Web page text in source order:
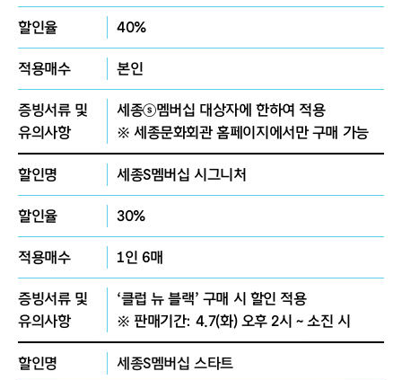
티켓의 취소·환불·변경이 모두 불가합니
다.
할인율 40%
적용매수 본인
증빙서류 및
유의사항
세종ⓢ멤버십 대상자에 한하여 적용
※ 세종문화회관 홈페이지에서만 구매 가능
할인명 세종S멤버십 시그니처
할인율 30%
적용매수 1인 6매
증빙서류 및
유의사항
‘클럽 뉴 블랙’ 구매 시 할인 적용
※ 판매기간: 4.7(화) 오후 2시 ~ 소진 시
할인명 세종S멤버십 스타트